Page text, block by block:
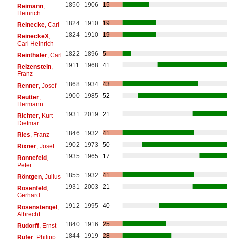
Reimann,
Heinrich
1850 1906 15
Reinecke, Carl 1824 1910
19
ReineckeX,
Carl Heinrich
1824 1910 19
Reinthaler, Carl 1822 1896
5
Reizenstein,
Franz
1911 1968 41
Renner, Josef 1868 1934
43
Reutter,
Hermann
1900 1985 52
Richter, Kurt
Dietmar
1931 2019 21
Ries , Franz 1846 1932
41
Rixner, Josef 1902 1973
50
Ronnefeld,
Peter
1935 1965 17
Röntgen, Julius 1855 1932
41
Rosenfeld,
Gerhard
1931 2003 21
Rosenstengel,
Albrecht
1912 1995 40
Rudorff, Ernst 1840 1916
25
Rüfer, Philipp 1844 1919
28